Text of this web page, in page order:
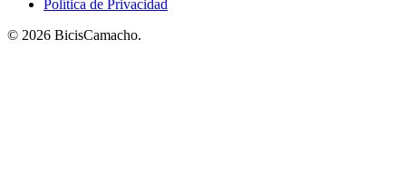
Política de Privacidad
© 2026 BicisCamacho.